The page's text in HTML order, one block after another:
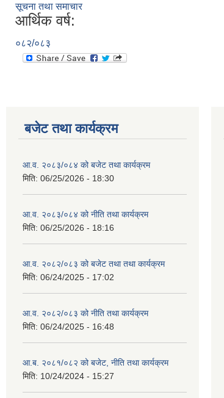
सूचना तथा समाचार
आर्थिक वर्ष:
०८२/०८३
बजेट तथा कार्यक्रम
आ.व. २०८३/०८४ को बजेट तथा कार्यक्रम
मिति: 06/25/2026 - 18:30
आ.व. २०८३/०८४ को नीति तथा कार्यक्रम
मिति: 06/25/2026 - 18:16
आ.व. २०८२/०८३ को बजेट तथा तथा कार्यक्रम
मिति: 06/24/2025 - 17:02
आ.व. २०८२/०८३ को नीति तथा कार्यक्रम
मिति: 06/24/2025 - 16:48
आ.ब. २०८१/०८२ को बजेट, नीति तथा कार्यक्रम
मिति: 10/24/2024 - 15:27